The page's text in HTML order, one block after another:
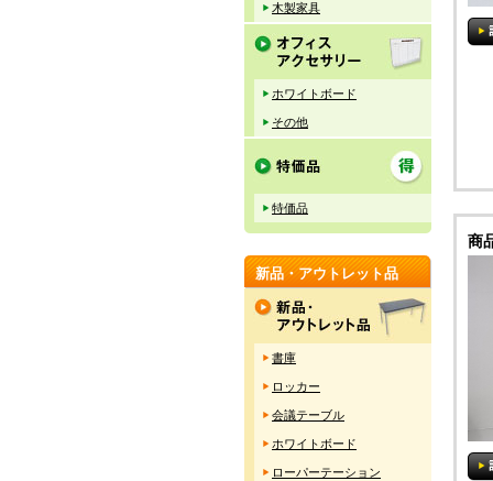
商
木製家具
ホワイトボード
その他
特価品
新品・アウトレット品
書庫
ロッカー
会議テーブル
ホワイトボード
ローパーテーション